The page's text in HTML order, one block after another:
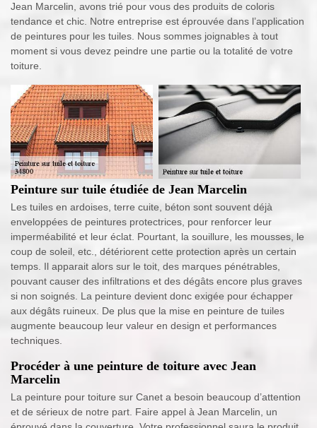
Jean Marcelin, avons trié pour vous des produits de coloris
tendance et chic. Notre entreprise est éprouvée dans l’application
de peintures pour les tuiles. Nous sommes joignables à tout
moment si vous devez peindre une partie ou la totalité de votre
toiture.
Peinture sur tuile étudiée de Jean Marcelin
Les tuiles en ardoises, terre cuite, béton sont souvent déjà
enveloppées de peintures protectrices, pour renforcer leur
imperméabilité et leur éclat. Pourtant, la souillure, les mousses, le
coup de soleil, etc., détériorent cette protection après un certain
temps. Il apparait alors sur le toit, des marques pénétrables,
pouvant causer des infiltrations et des dégâts encore plus graves
si non soignés. La peinture devient donc exigée pour échapper
aux dégâts ruineux. De plus que la mise en peinture de tuiles
augmente beaucoup leur valeur en design et performances
techniques.
Procéder à une peinture de toiture avec Jean
Marcelin
La peinture pour toiture sur Canet a besoin beaucoup d’attention
et de sérieux de notre part. Faire appel à Jean Marcelin, un